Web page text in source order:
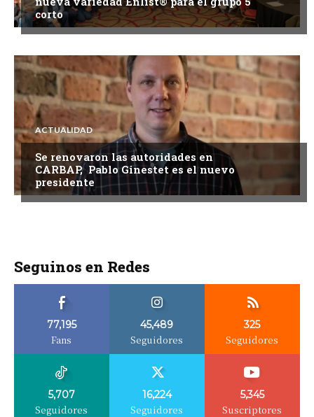
corto
ACTUALIDAD
Se renovaron las autoridades en
CARBAP, Pablo Ginestet es el nuevo
presidente
Seguinos en Redes
77,195
Fans
45,489
Seguidores
325
Seguidores
5,707
Seguidores
16,224
Seguidores
5,345
Suscriptores